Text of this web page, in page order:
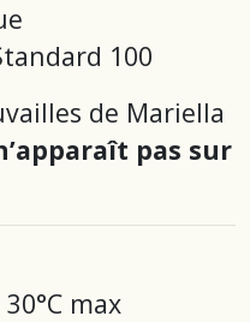
100
de Mariella
pas sur
max